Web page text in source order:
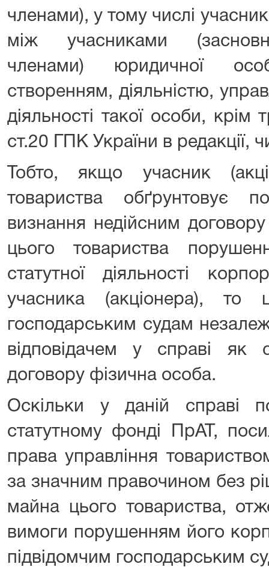
членами), у тому числі
між учасниками
членами) юридичної
створенням, діяльністю,
діяльності такої особи, крім
ст.20 ГПК України в редакції,
Тобто, якщо учасник
товариства
визнання недійсним
цього товариства
статутної діяльності
учасника (акціонера), то
господарським судам
відповідачем у справі як
договору фізична особа.
Оскільки у даній справі
статутному фонді ПрАТ,
права управління
за значним правочином без
майна цього товариства,
вимоги порушенням його
підвідомчим господарським